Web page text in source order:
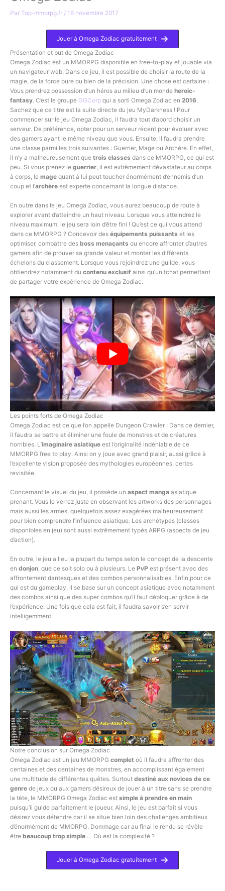
Par Top-mmorpg.fr / 16 novembre 2017
Jouer à Omega Zodiac gratuitement
Présentation et but de Omega Zodiac
Omega Zodiac est un MMORPG disponible en free-to-play et jouable via
un navigateur web. Dans ce jeu, il est possible de choisir la route de la
magie, de la force pure ou bien de la précision. Une chose est certaine :
Vous prendrez possession d’un héros au milieu d’un monde heroic-
fantasy. C’est le groupe GGCorp qui a sorti Omega Zodiac en 2016.
Sachez que ce titre est la suite directe du jeu MyDarkness ! Pour
commencer sur le jeu Omega Zodiac, il faudra tout d’abord choisir un
serveur. De préférence, opter pour un serveur récent pour évoluer avec
des gamers ayant le même niveau que vous. Ensuite, il faudra prendre
une classe parmi les trois suivantes : Guerrier, Mage ou Archère. En effet,
il n’y a malheureusement que trois classes dans ce MMORPG, ce qui est
peu. Si vous prenez le guerrier, il est extrêmement dévastateur au corps
à corps, le mage quant à lui peut toucher énormément d’ennemis d’un
coup et l’archère est experte concernant la longue distance.
En outre dans le jeu Omega Zodiac, vous aurez beaucoup de route à
explorer avant d’atteindre un haut niveau. Lorsque vous atteindrez le
niveau maximum, le jeu sera loin d’être fini ! Qu’est ce qui vous attend
dans ce MMORPG ? Concevoir des équipements puissants et les
optimiser, combattre des boss menaçants ou encore affronter d’autres
gamers afin de prouver sa grande valeur et monter les différents
échelons du classement. Lorsque vous rejoindrez une guilde, vous
obtiendrez notamment du contenu exclusif ainsi qu’un tchat permettant
de partager votre expérience de Omega Zodiac.
Les points forts de Omega Zodiac
Omega Zodiac est ce que l’on appelle Dungeon Crawler : Dans ce dernier,
il faudra se battre et éliminer une foule de monstres et de créatures
horribles. L’imaginaire asiatique est l’originalité indéniable de ce
MMORPG free to play. Ainsi on y joue avec grand plaisir, aussi grâce à
l’excellente vision proposée des mythologies européennes, certes
revisitée.
Concernant le visuel du jeu, il possède un aspect manga asiatique
prenant. Vous le verrez juste en observant les artworks des personnages
mais aussi les armes, quelquefois assez exagérées malheureusement
pour bien comprendre l’influence asiatique. Les archétypes (classes
disponibles en jeu) sont aussi extrêmement typés ARPG (aspects de jeu
d’action).
En outre, le jeu a lieu la plupart du temps selon le concept de la descente
en donjon, que ce soit solo ou à plusieurs. Le PvP est présent avec des
affrontement dantesques et des combos personnalisables. Enfin,pour ce
qui est du gameplay, il se base sur un concept asiatique avec notamment
des combos ainsi que des super combos qu’il faut débloquer grâce à de
l’expérience. Une fois que cela est fait, il faudra savoir s’en servir
intelligemment.
Notre conclusion sur Omega Zodiac
Omega Zodiac est un jeu MMORPG complet où il faudra affronter des
centaines et des centaines de monstres, en accomplissant également
une multitude de différentes quêtes. Surtout destiné aux novices de ce
genre de jeux ou aux gamers désireux de jouer à un titre sans se prendre
la tête, le MMORPG Omega Zodiac est simple à prendre en main
puisqu’il guide parfaitement le joueur. Ainsi, le jeu est parfait si vous
désirez vous détendre car il se situe bien loin des challenges ambitieux
d’énormément de MMORPG. Dommage car au final le rendu se révèle
être beaucoup trop simple … Où est la complexité ?
Jouer à Omega Zodiac gratuitement